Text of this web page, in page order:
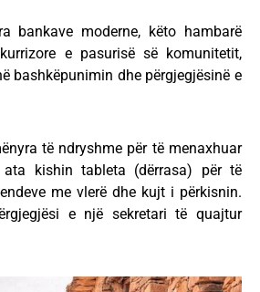
bankave moderne, këto hambarë
e pasurisë së komunitetit,
bashkëpunimin dhe përgjegjësinë e
të ndryshme për të menaxhuar
ata kishin tableta (dërrasa) për të
me vlerë dhe kujt i përkisnin.
e një sekretari të quajtur